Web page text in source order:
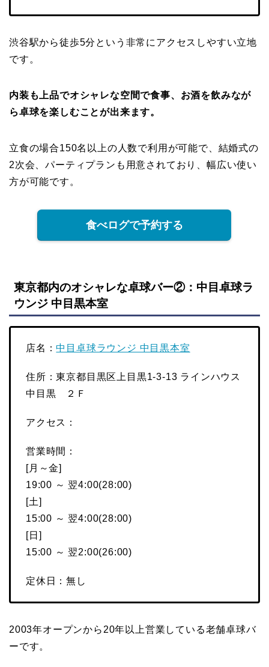
渋谷駅から徒歩5分という非常にアクセスしやすい立地
です。
内装も上品でオシャレな空間で食事、お酒を飲みなが
ら卓球を楽しむことが出来ます。
立食の場合150名以上の人数で利用が可能で、結婚式の
2次会、パーティプランも用意されており、幅広い使い
方が可能です。
食べログで予約する
東京都内のオシャレな卓球バー②：中目卓球ラ
ウンジ 中目黒本室
店名：中目卓球ラウンジ 中目黒本室
住所：東京都目黒区上目黒1-3-13 ラインハウス
中目黒 ２Ｆ
アクセス：
営業時間：
[月～金]
19:00 ～ 翌4:00(28:00)
[土]
15:00 ～ 翌4:00(28:00)
[日]
15:00 ～ 翌2:00(26:00)
定休日：無し
2003年オープンから20年以上営業している老舗卓球バ
ーです。